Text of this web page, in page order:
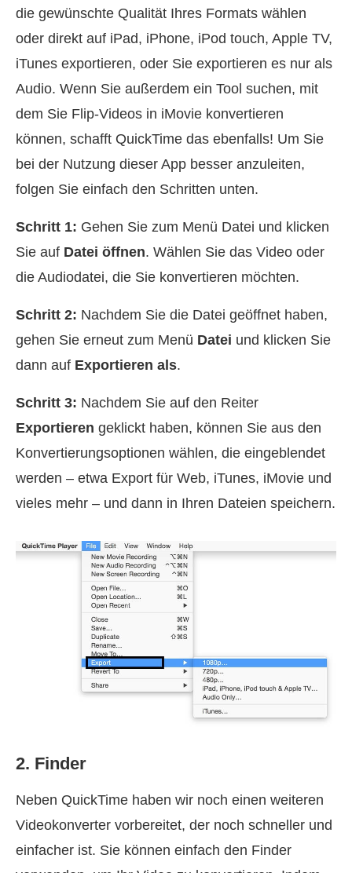
die gewünschte Qualität Ihres Formats wählen
oder direkt auf iPad, iPhone, iPod touch, Apple TV,
iTunes exportieren, oder Sie exportieren es nur als
Audio. Wenn Sie außerdem ein Tool suchen, mit
dem Sie Flip‑Videos in iMovie konvertieren
können, schafft QuickTime das ebenfalls! Um Sie
bei der Nutzung dieser App besser anzuleiten,
folgen Sie einfach den Schritten unten.
Schritt 1: Gehen Sie zum Menü Datei und klicken
Sie auf Datei öffnen. Wählen Sie das Video oder
die Audiodatei, die Sie konvertieren möchten.
Schritt 2: Nachdem Sie die Datei geöffnet haben,
gehen Sie erneut zum Menü Datei und klicken Sie
dann auf Exportieren als.
Schritt 3: Nachdem Sie auf den Reiter
Exportieren geklickt haben, können Sie aus den
Konvertierungsoptionen wählen, die eingeblendet
werden – etwa Export für Web, iTunes, iMovie und
vieles mehr – und dann in Ihren Dateien speichern.
2. Finder
Neben QuickTime haben wir noch einen weiteren
Videokonverter vorbereitet, der noch schneller und
einfacher ist. Sie können einfach den Finder